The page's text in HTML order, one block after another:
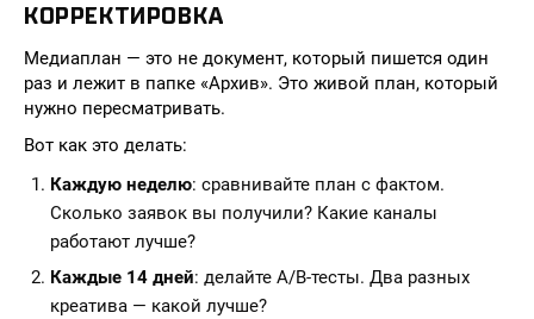
КОРРЕКТИРОВКА
Медиаплан — это не документ, который пишется один
раз и лежит в папке «Архив». Это живой план, который
нужно пересматривать.
Вот как это делать:
Каждую неделю: сравнивайте план с фактом.
Сколько заявок вы получили? Какие каналы
работают лучше?
Каждые 14 дней: делайте A/B-тесты. Два разных
креатива — какой лучше?